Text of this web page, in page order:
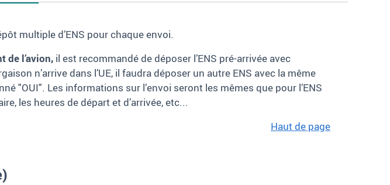
multiple d’ENS pour chaque envoi.
de l’avion, il est recommandé de déposer l’ENS pré-arrivée avec
n’arrive dans l’UE, il faudra déposer un autre ENS avec la même
"OUI". Les informations sur l’envoi seront les mêmes que pour l’ENS
les heures de départ et d’arrivée, etc...
Haut de page